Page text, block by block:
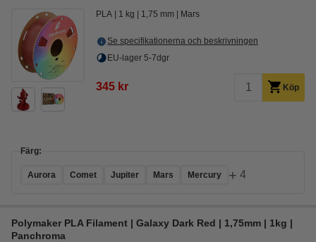
PLA 1 kg 1,75 mm Mars
Se specifikationerna och beskrivningen
EU-lager 5-7dgr
345 kr Köp
Färg:
Aurora Comet Jupiter Mars Mercury + 4
Polymaker PLA Filament | Galaxy Dark Red | 1,75mm | 1kg |
Panchroma